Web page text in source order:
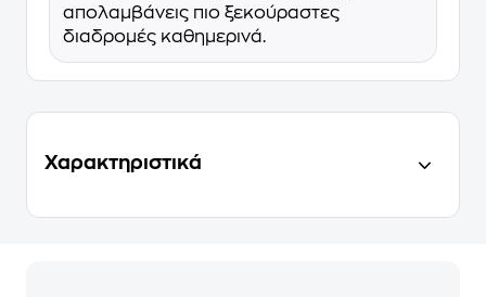
απολαμβάνεις πιο ξεκούραστες
διαδρομές καθημερινά.
Χαρακτηριστικά